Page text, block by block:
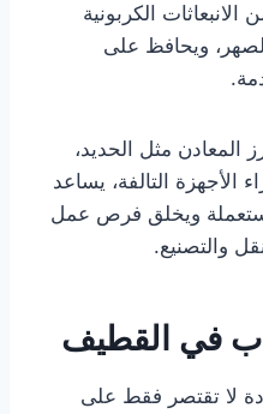
الكربونية
ويحافظ على
المعادن مثل الحديد،
الأجهزة التالفة، يساعد
ويخلق فرص عمل
والتصنيع.
في القطيف
لا تقتصر فقط على